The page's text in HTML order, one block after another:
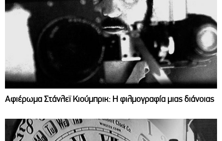
Αφιέρωμα Στάνλεϊ Κιούμπρικ: Η φιλμογραφία μιας διάνοιας